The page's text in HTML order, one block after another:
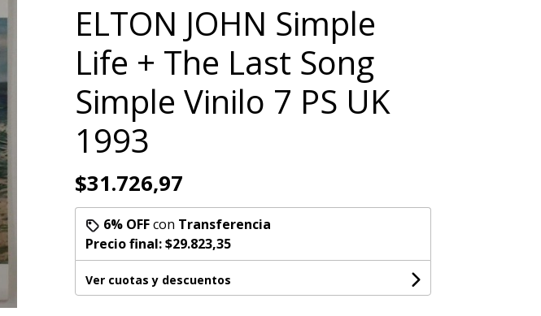
ELTON JOHN Simple
Life + The Last Song
Simple Vinilo 7 PS UK
1993
$31.726,97
6% OFFcon Transferencia
Precio final:$29.823,35
Ver cuotas y descuentos